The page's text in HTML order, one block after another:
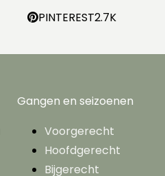
PINTEREST2.7K
Gangen en seizoenen
Voorgerecht
Hoofdgerecht
Bijgerecht